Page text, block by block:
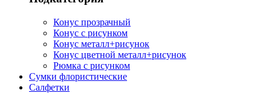
Конус прозрачный
Конус с рисунком
Конус металл+рисунок
Конус цветной металл+рисунок
Рюмка с рисунком
Сумки флористические
Салфетки